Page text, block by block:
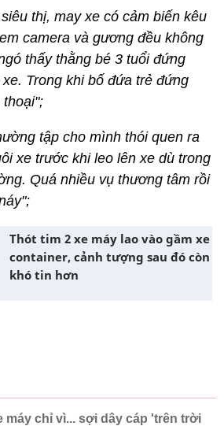
thị, may xe có cảm biến kêu
camera và gương đều không
thấy thằng bé 3 tuổi đứng
Trong khi bố đứa trẻ đứng
thoại";
tập cho mình thói quen ra
xe trước khi leo lên xe dù trong
Quá nhiều vụ thương tâm rồi
Thót tim 2 xe máy lao vào gầm xe
container, cảnh tượng sau đó còn
khó tin hơn
máy chỉ vì... sợi dây cáp 'trên trời